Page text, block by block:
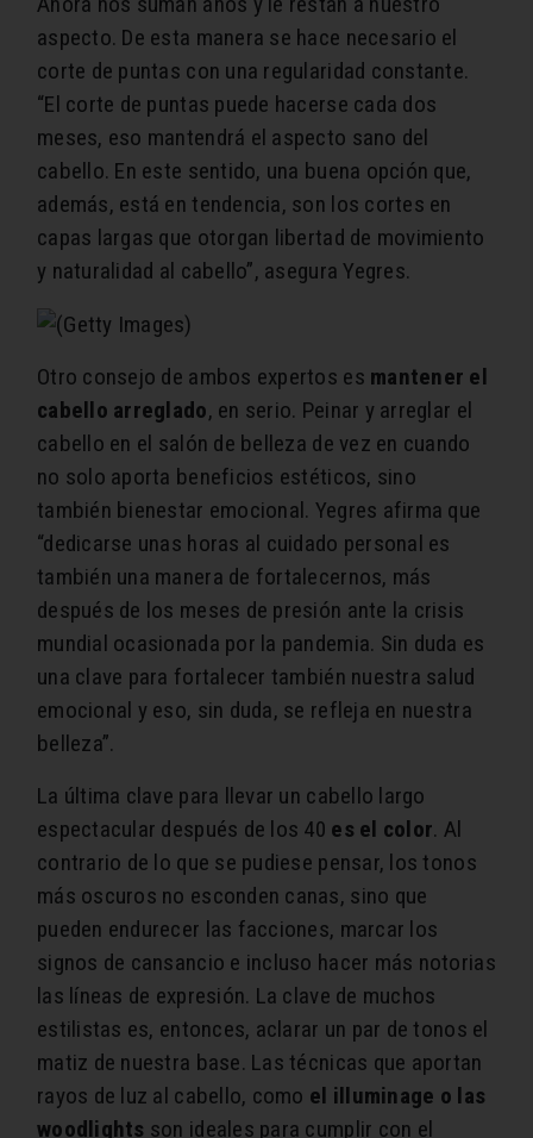
aspecto. De esta manera se hace necesario el
corte de puntas con una regularidad constante.
“El corte de puntas puede hacerse cada dos
meses, eso mantendrá el aspecto sano del
cabello. En este sentido, una buena opción que,
además, está en tendencia, son los cortes en
capas largas que otorgan libertad de movimiento
y naturalidad al cabello”, asegura Yegres.
Otro consejo de ambos expertos es mantener el
cabello arreglado, en serio. Peinar y arreglar el
cabello en el salón de belleza de vez en cuando
no solo aporta beneficios estéticos, sino
también bienestar emocional. Yegres afirma que
“dedicarse unas horas al cuidado personal es
también una manera de fortalecernos, más
después de los meses de presión ante la crisis
mundial ocasionada por la pandemia. Sin duda es
una clave para fortalecer también nuestra salud
emocional y eso, sin duda, se refleja en nuestra
belleza”.
La última clave para llevar un cabello largo
espectacular después de los 40 es el color. Al
contrario de lo que se pudiese pensar, los tonos
más oscuros no esconden canas, sino que
pueden endurecer las facciones, marcar los
signos de cansancio e incluso hacer más notorias
las líneas de expresión. La clave de muchos
estilistas es, entonces, aclarar un par de tonos el
matiz de nuestra base. Las técnicas que aportan
rayos de luz al cabello, como el illuminage o las
woodlights son ideales para cumplir con el